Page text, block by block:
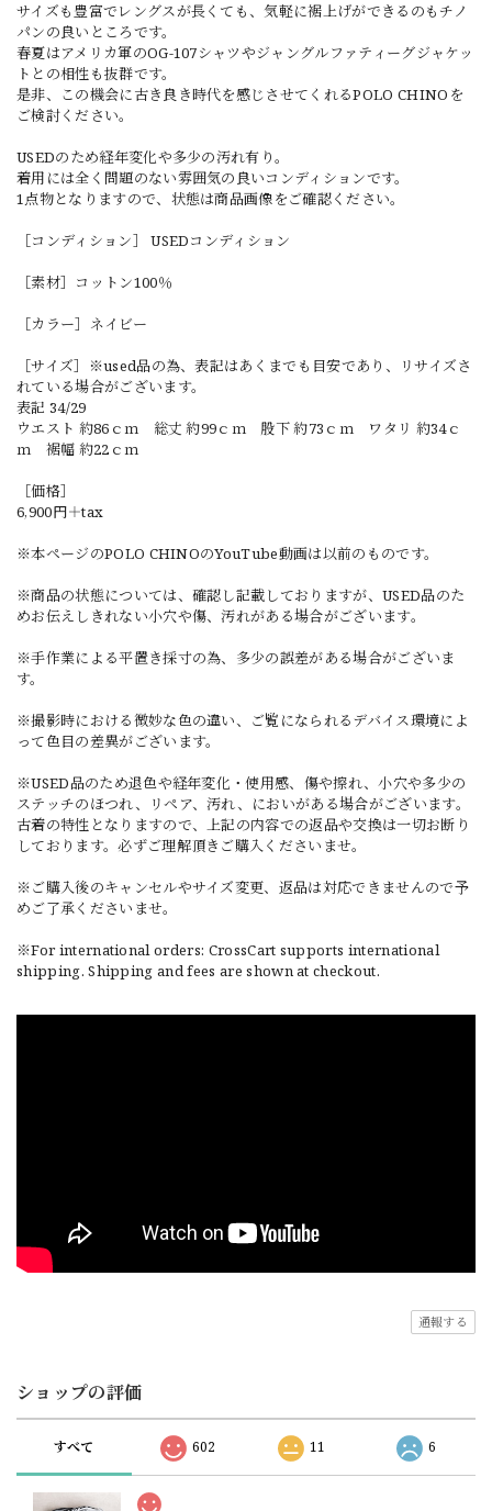
サイズも豊富でレングスが長くても、気軽に裾上げができるのもチノ
パンの良いところです。
春夏はアメリカ軍のOG-107シャツやジャングルファティーグジャケッ
トとの相性も抜群です。
是非、この機会に古き良き時代を感じさせてくれるPOLO CHINOを
ご検討ください。
USEDのため経年変化や多少の汚れ有り。
着用には全く問題のない雰囲気の良いコンディションです。
1点物となりますので、状態は商品画像をご確認ください。
［コンディション］ USEDコンディション
［素材］コットン100％
［カラー］ネイビー
［サイズ］※used品の為、表記はあくまでも目安であり、リサイズさ
れている場合がございます。
表記 34/29
ウエスト 約86ｃｍ 総丈 約99ｃｍ 股下 約73ｃｍ ワタリ 約34ｃ
ｍ 裾幅 約22ｃｍ
［価格］
6,900円＋tax
※本ページのPOLO CHINOのYouTube動画は以前のものです。
※商品の状態については、確認し記載しておりますが、USED品のた
めお伝えしきれない小穴や傷、汚れがある場合がございます。
※手作業による平置き採寸の為、多少の誤差がある場合がございま
す。
※撮影時における微妙な色の違い、ご覧になられるデバイス環境によ
って色目の差異がございます。
※USED品のため退色や経年変化・使用感、傷や擦れ、小穴や多少の
ステッチのほつれ、リペア、汚れ、においがある場合がございます。
古着の特性となりますので、上記の内容での返品や交換は一切お断り
しております。必ずご理解頂きご購入くださいませ。
※ご購入後のキャンセルやサイズ変更、返品は対応できませんので予
めご了承くださいませ。
※For international orders: CrossCart supports international
shipping. Shipping and fees are shown at checkout.
通報する
ショップの評価
すべて 602 11 6